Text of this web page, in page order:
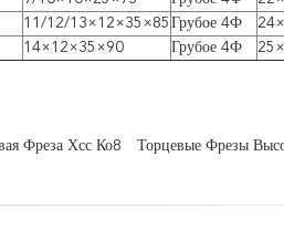
11/12/13×12×35×85 Грубое 4Ф
14×12×35×90 Грубое 4Ф
Фреза Хсс Ко8 Торцевые Фрезы